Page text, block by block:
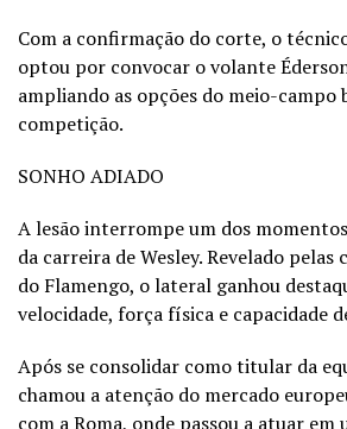
Com a confirmação do corte, o
optou por convocar o volante
ampliando as opções do meio-campo
competição.
SONHO ADIADO
A lesão interrompe um dos
da carreira de Wesley. Revelado pelas
do Flamengo, o lateral ganhou
velocidade, força física e capacidade
Após se consolidar como titular da
chamou a atenção do mercado
com a Roma, onde passou a atuar em